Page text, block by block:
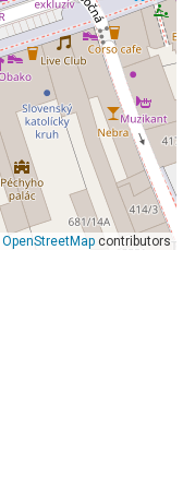
OpenStreetMapcontributors